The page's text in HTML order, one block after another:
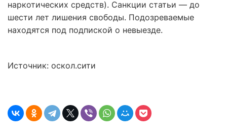
наркотических средств). Санкции статьи — до
шести лет лишения свободы. Подозреваемые
находятся под подпиской о невыезде.
Источник: оскол.сити